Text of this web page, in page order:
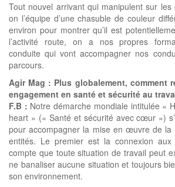
Tout nouvel arrivant qui manipulent sur
on l’équipe d’une chasuble de couleur
environ pour montrer qu’il est
l’activité route, on a nos propres
conduite qui vont accompagner nos
parcours.
Agir Mag : Plus globalement, comment
engagement en santé et sécurité au
F.B : Notre démarche mondiale intitulée «
heart » (« Santé et sécurité avec cœur »)
pour accompagner la mise en œuvre de la
entités. Le premier est la connexion
compte que toute situation de travail peut
ne banaliser aucune situation et toujours
son environnement.